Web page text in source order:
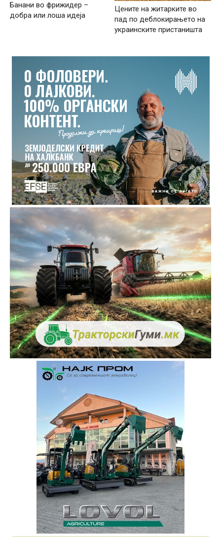
Банани во фрижидер –
добра или лоша идеја
Цените на житарките во
пад по деблокирањето на
украинските пристаништа